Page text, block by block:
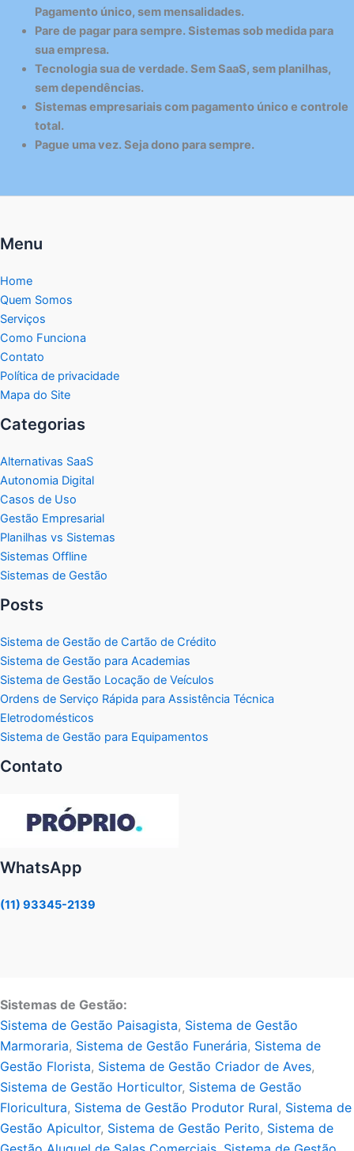
Pagamento único, sem mensalidades.
Pare de pagar para sempre. Sistemas sob medida para
sua empresa.
Tecnologia sua de verdade. Sem SaaS, sem planilhas,
sem dependências.
Sistemas empresariais com pagamento único e controle
total.
Pague uma vez. Seja dono para sempre.
Menu
Home
Quem Somos
Serviços
Como Funciona
Contato
Política de privacidade
Mapa do Site
Categorias
Alternativas SaaS
Autonomia Digital
Casos de Uso
Gestão Empresarial
Planilhas vs Sistemas
Sistemas Offline
Sistemas de Gestão
Posts
Sistema de Gestão de Cartão de Crédito
Sistema de Gestão para Academias
Sistema de Gestão Locação de Veículos
Ordens de Serviço Rápida para Assistência Técnica
Eletrodomésticos
Sistema de Gestão para Equipamentos
Contato
WhatsApp
(11) 93345-2139
Sistemas de Gestão:
Sistema de Gestão Paisagista, Sistema de Gestão
Marmoraria, Sistema de Gestão Funerária, Sistema de
Gestão Florista, Sistema de Gestão Criador de Aves,
Sistema de Gestão Horticultor, Sistema de Gestão
Floricultura, Sistema de Gestão Produtor Rural, Sistema de
Gestão Apicultor, Sistema de Gestão Perito, Sistema de